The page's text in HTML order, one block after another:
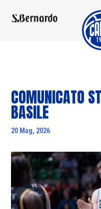
COMUNICATO
BASILE
20 Mag, 2026